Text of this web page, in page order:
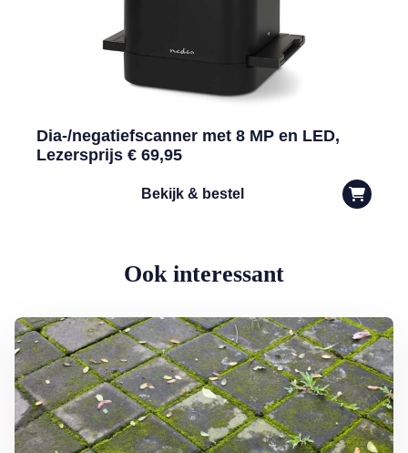
Dia-/negatiefscanner met 8 MP en LED,
Lezersprijs € 69,95
Bekijk & bestel
Ook interessant
Lees meer over Groene aanslag milieuvriendelijk bestrijden